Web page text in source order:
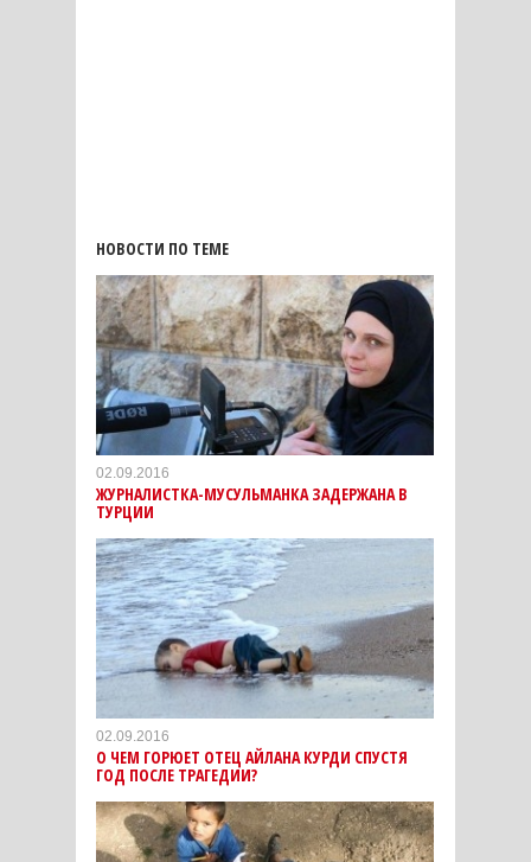
НОВОСТИ ПО ТЕМЕ
02.09.2016
ЖУРНАЛИСТКА-МУСУЛЬМАНКА ЗАДЕРЖАНА В
ТУРЦИИ
02.09.2016
О ЧЕМ ГОРЮЕТ ОТЕЦ АЙЛАНА КУРДИ СПУСТЯ
ГОД ПОСЛЕ ТРАГЕДИИ?